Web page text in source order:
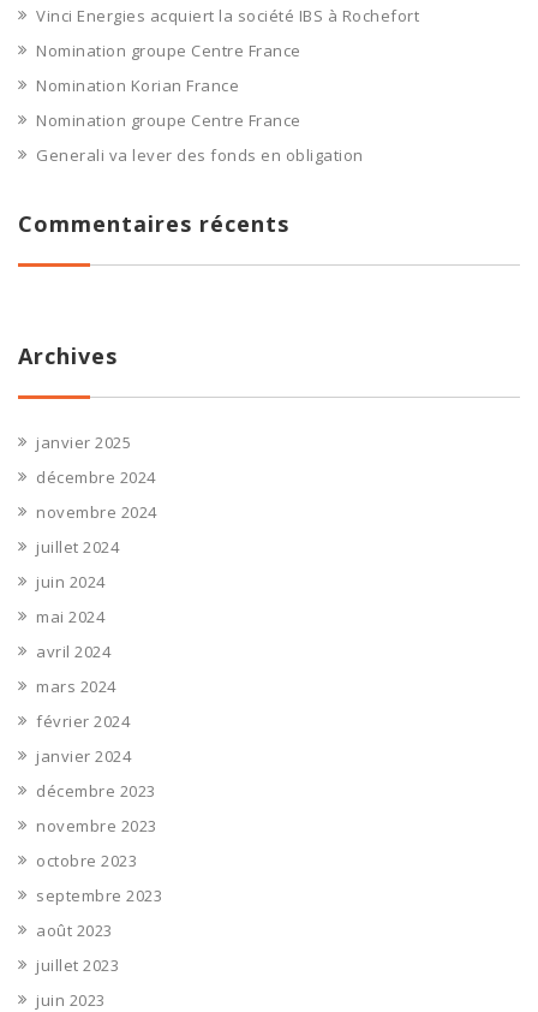
Vinci Energies acquiert la société IBS à Rochefort
Nomination groupe Centre France
Nomination Korian France
Nomination groupe Centre France
Generali va lever des fonds en obligation
Commentaires récents
Archives
janvier 2025
décembre 2024
novembre 2024
juillet 2024
juin 2024
mai 2024
avril 2024
mars 2024
février 2024
janvier 2024
décembre 2023
novembre 2023
octobre 2023
septembre 2023
août 2023
juillet 2023
juin 2023